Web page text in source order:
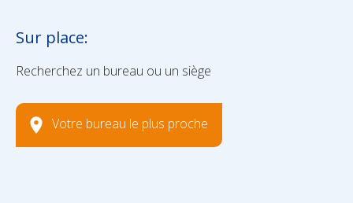
Sur place:
Recherchez un bureau ou un siège
Votre bureau le plus proche